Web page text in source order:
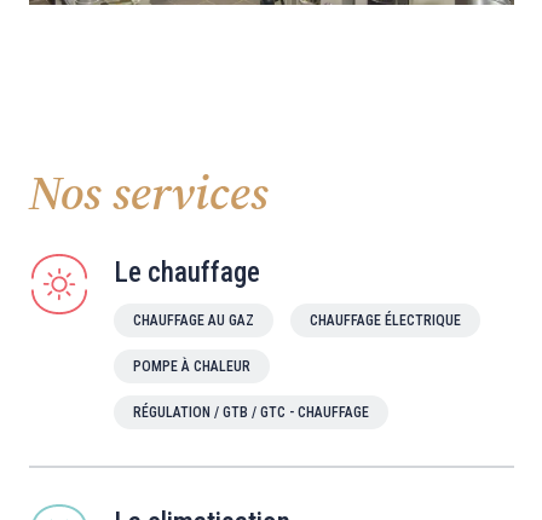
Nos services
Le chauffage
CHAUFFAGE AU GAZ CHAUFFAGE ÉLECTRIQUE
POMPE À CHALEUR
RÉGULATION / GTB / GTC - CHAUFFAGE